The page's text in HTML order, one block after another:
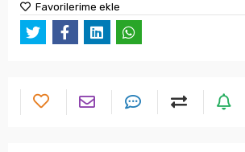
Favorilerime ekle